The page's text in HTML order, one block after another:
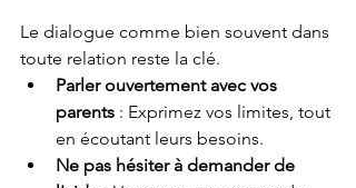
Le dialogue comme bien souvent dans
toute relation reste la clé.
Parler ouvertement avec vos
parents : Exprimez vos limites, tout
en écoutant leurs besoins.
Ne pas hésiter à demander de